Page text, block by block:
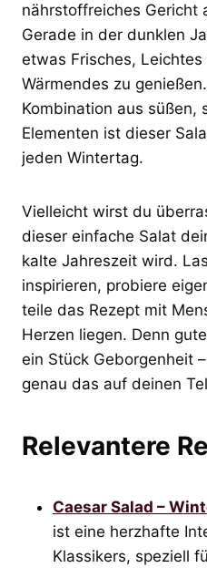
nährstoffreiches Gericht
Gerade in der dunklen
etwas Frisches,
Wärmendes zu
Kombination aus süßen,
Elementen ist dieser
jeden Wintertag.
Vielleicht wirst du
dieser einfache Salat
kalte Jahreszeit wird.
inspirieren, probiere
teile das Rezept mit
Herzen liegen. Denn
ein Stück Geborgenheit
genau das auf deinen
Relevantere
Caesar Salad –
ist eine herzhafte
Klassikers, speziell